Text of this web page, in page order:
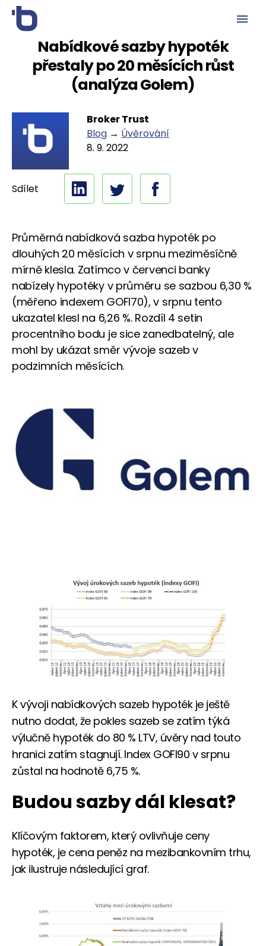
Nabídkové sazby hypoték
přestaly po 20 měsících růst
(analýza Golem)
Broker Trust
Blog → Úvěrování
8. 9. 2022
Sdílet
Průměrná nabídková sazba hypoték po
dlouhých 20 měsících v srpnu meziměsíčně
mírně klesla. Zatímco v červenci banky
nabízely hypotéky v průměru se sazbou 6,30 %
(měřeno indexem GOFI70), v srpnu tento
ukazatel klesl na 6,26 %. Rozdíl 4 setin
procentního bodu je sice zanedbatelný, ale
mohl by ukázat směr vývoje sazeb v
podzimních měsících.
K vývoji nabídkových sazeb hypoték je ještě
nutno dodat, že pokles sazeb se zatím týká
výlučně hypoték do 80 % LTV, úvěry nad touto
hranici zatím stagnují. Index GOFI90 v srpnu
zůstal na hodnotě 6,75 %.
Budou sazby dál klesat?
Klíčovým faktorem, který ovlivňuje ceny
hypoték, je cena peněz na mezibankovním trhu,
jak ilustruje následující graf.